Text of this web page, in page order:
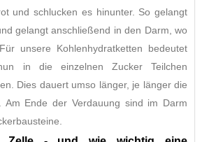
und schlucken es hinunter. So gelangt
gelangt anschließend in den Darm, wo
unsere Kohlenhydratketten bedeutet
in die einzelnen Zucker Teilchen
Dies dauert umso länger, je länger die
Am Ende der Verdauung sind im Darm